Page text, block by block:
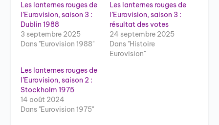
Les lanternes rouges de
l’Eurovision, saison 3 :
Dublin 1988
3 septembre 2025
Dans "Eurovision 1988"
Les lanternes rouges de
l’Eurovision, saison 3 :
résultat des votes
24 septembre 2025
Dans "Histoire
Eurovision"
Les lanternes rouges de
l’Eurovision, saison 2 :
Stockholm 1975
14 août 2024
Dans "Eurovision 1975"